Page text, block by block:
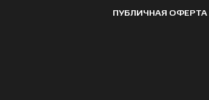
ПУБЛИЧНАЯ ОФЕРТА